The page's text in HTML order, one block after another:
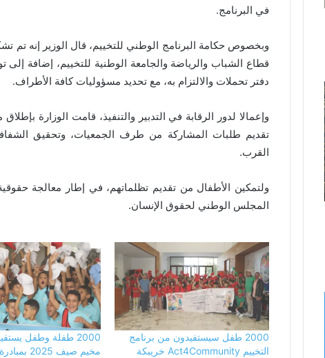
في البرنامج.
وبخصوص حكامة البرنامج الوطني للتخييم، قال الوزير إنه تم
قطاع الشباب والرياضة والجامعة الوطنية للتخييم، إضافة
دفتر تحملات والالتزام به، مع تحديد مسؤوليات كافة الأطراف.
وإعمالا لدور الرقابة في التدبير والتنفيذ، قامت الوزارة
تقديم طلبات المشاركة من طرف الجمعيات، وتحقيق
القرب.
ولتمكين الأطفال من تقديم تظلماتهم، في إطار معالجة
المجلس الوطني لحقوق الإنسان.
2000 طفل سيستفيدون من برنامج
التخييم Act4Community خريبكة
2000 طفلة وطفل
مخيم صيف 2025